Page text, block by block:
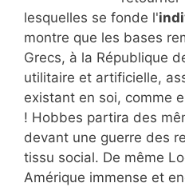
lesquelles se fonde l'
montre que les bases
Grecs, à la République
utilitaire et artificielle,
existant en soi, comme
! Hobbes partira des
devant une guerre des
tissu social. De même
Amérique immense et